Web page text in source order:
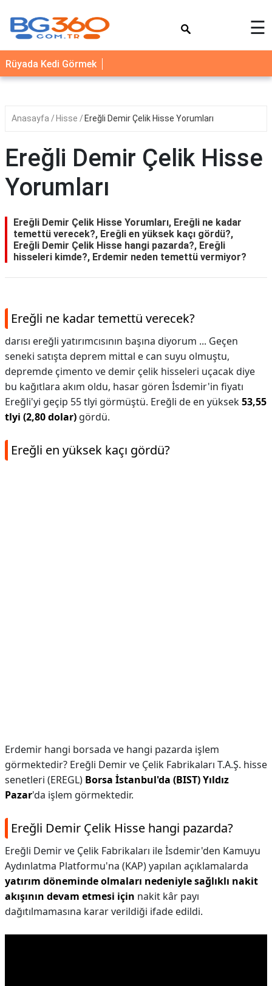
YEMEK
TARİFLERİ
SAĞLIK
İLETİŞİM
☰
Rüyada Kedi Görmek
Anasayfa Hisse Ereğli Demir Çelik Hisse Yorumları
Ereğli Demir Çelik Hisse
Yorumları
Ereğli Demir Çelik Hisse Yorumları, Ereğli ne kadar
temettü verecek?, Ereğli en yüksek kaçı gördü?,
Ereğli Demir Çelik Hisse hangi pazarda?, Ereğli
hisseleri kimde?, Erdemir neden temettü vermiyor?
Ereğli ne kadar temettü verecek?
darısı ereğli yatırımcısının başına diyorum ... Geçen
seneki satışta deprem mittal e can suyu olmuştu,
depremde çimento ve demir çelik hisseleri uçacak diye
bu kağıtlara akım oldu, hasar gören İsdemir'in fiyatı
Ereğli'yi geçip 55 tlyi görmüştü. Ereğli de en yüksek53,55
tlyi (2,80 dolar) gördü.
Ereğli en yüksek kaçı gördü?
Erdemir hangi borsada ve hangi pazarda işlem
görmektedir? Ereğli Demir ve Çelik Fabrikaları T.A.Ş. hisse
senetleri (EREGL) Borsa İstanbul'da (BIST) Yıldız
Pazar'da işlem görmektedir.
Ereğli Demir Çelik Hisse hangi pazarda?
Ereğli Demir ve Çelik Fabrikaları ile İsdemir'den Kamuyu
Aydınlatma Platformu'na (KAP) yapılan açıklamalarda
yatırım döneminde olmaları nedeniyle sağlıklı nakit
akışının devam etmesi için nakit kâr payı
dağıtılmamasına karar verildiği ifade edildi.